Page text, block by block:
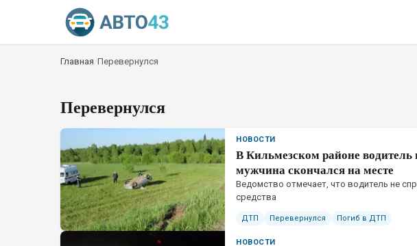
Главная Перевернулся
Перевернулся
НОВОСТИ
В Кильмезском районе
мужчина скончался на месте
Ведомство отмечает, что водитель не
средства
ДТП Перевернулся Погиб в ДТП
НОВОСТИ